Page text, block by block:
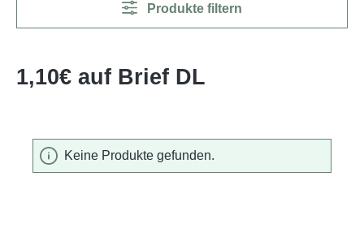
Produkte filtern
1,10€ auf Brief DL
Keine Produkte gefunden.